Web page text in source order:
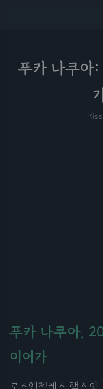
푸카 나쿠아:
푸카 나쿠아,
이어가
로스앤젤레스 램스의